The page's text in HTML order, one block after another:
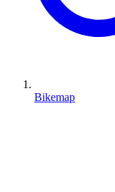
Bikemap